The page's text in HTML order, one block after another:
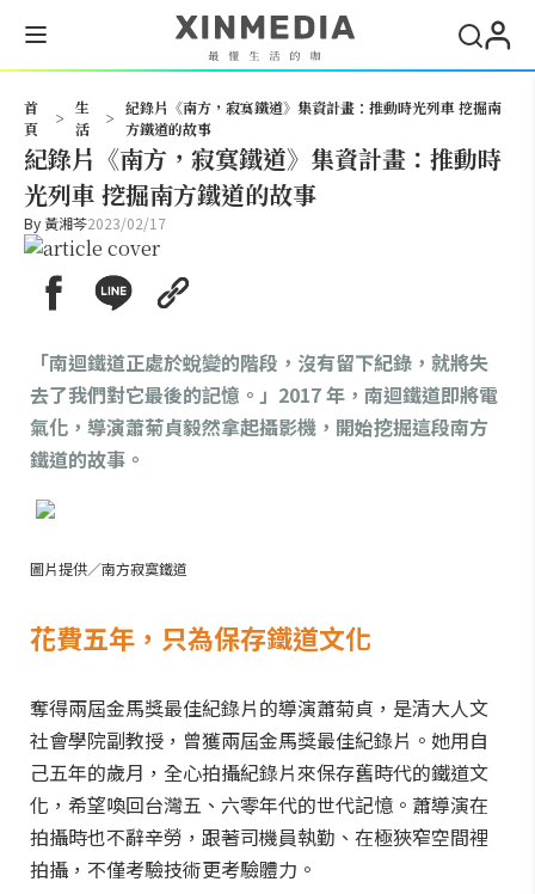
首
頁
>
生
活
>
紀錄片《南方，寂寞鐵道》集資計畫：推動時光列車 挖掘南
方鐵道的故事
紀錄片《南方，寂寞鐵道》集資計畫：推動時
光列車 挖掘南方鐵道的故事
By 黃湘芩2023/02/17
「南迴鐵道正處於蛻變的階段，沒有留下紀錄，就將失
去了我們對它最後的記憶。」2017 年，南迴鐵道即將電
氣化，導演蕭菊貞毅然拿起攝影機，開始挖掘這段南方
鐵道的故事。
圖片提供／南方寂寞鐵道
花費五年，只為保存鐵道文化
奪得兩屆金馬獎最佳紀錄片的導演蕭菊貞，是清大人文
社會學院副教授，曾獲兩屆金馬獎最佳紀錄片。她用自
己五年的歲月，全心拍攝紀錄片來保存舊時代的鐵道文
化，希望喚回台灣五、六零年代的世代記憶。蕭導演在
拍攝時也不辭辛勞，跟著司機員執勤、在極狹窄空間裡
拍攝，不僅考驗技術更考驗體力。